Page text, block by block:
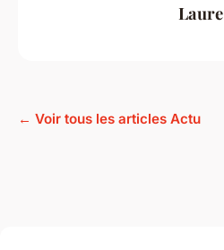
Laure
← Voir tous les articles Actu